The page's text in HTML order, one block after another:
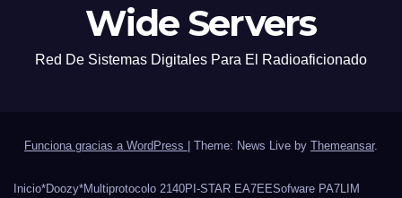
Wide Servers
Red De Sistemas Digitales Para El Radioaficionado
Funciona gracias a WordPress Theme: News Live by Themeansar.
Inicio*Doozy*Multiprotocolo 2140PI-STAR EA7EESofware PA7LIM